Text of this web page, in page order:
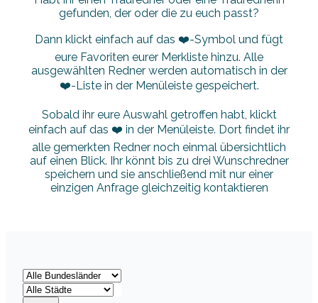
gefunden, der oder die zu euch passt?
Dann klickt einfach auf das ❤️-Symbol und fügt
eure Favoriten eurer Merkliste hinzu. Alle
ausgewählten Redner werden automatisch in der
❤️-Liste in der Menüleiste gespeichert.
Sobald ihr eure Auswahl getroffen habt, klickt
einfach auf das ❤️ in der Menüleiste. Dort findet ihr
alle gemerkten Redner noch einmal übersichtlich
auf einen Blick. Ihr könnt bis zu drei Wunschredner
speichern und sie anschließend mit nur einer
einzigen Anfrage gleichzeitig kontaktieren